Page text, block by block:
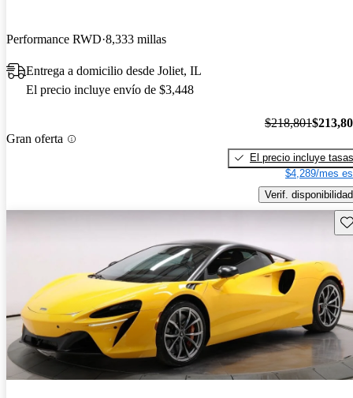
Performance RWD 8,333 millas
Entrega a domicilio desde Joliet, IL
El precio incluye envío de $3,448
Gran oferta
$218,801
El precio incluye tasas
$4,289/mes
Verif. disponibilidad